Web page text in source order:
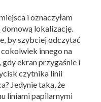
i oznaczyłam
domową lokalizację.
by szybciej odczytać
innego na
ekran przygaśnie i
czytnika linii
Jedynie taka, że
liniami papilarnymi